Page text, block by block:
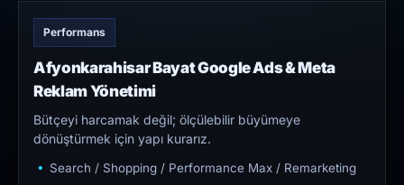
Performans
Afyonkarahisar Bayat Google Ads & Meta
Reklam Yönetimi
Bütçeyi harcamak değil; ölçülebilir büyümeye
dönüştürmek için yapı kurarız.
Search / Shopping / Performance Max / Remarketing